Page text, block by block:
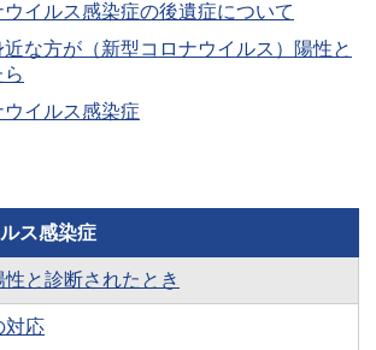
イルス感染症の後遺症について
近な方が（新型コロナウイルス）陽性と
イルス感染症
ス感染症
と診断されたとき
対応